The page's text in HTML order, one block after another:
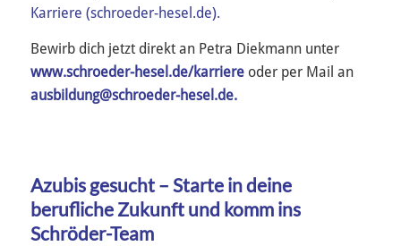
Karriere (schroeder-hesel.de).
Bewirb dich jetzt direkt an Petra Diekmann unter
www.schroeder-hesel.de/karriere oder per Mail an
ausbildung@schroeder-hesel.de.
Azubis gesucht – Starte in deine
berufliche Zukunft und komm ins
Schröder-Team